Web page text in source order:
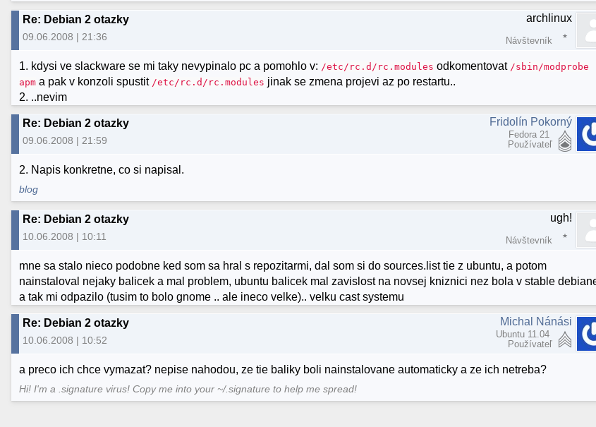
Re: Debian 2 otazky
09.06.2008 | 21:36
archlinux
Návštevník
1. kdysi ve slackware se mi taky nevypinalo pc a pomohlo v: /etc/rc.d/rc.modules odkomentovat /sbin/modprobe
apm a pak v konzoli spustit /etc/rc.d/rc.modules jinak se zmena projevi az po restartu..
2. ..nevim
Re: Debian 2 otazky
09.06.2008 | 21:59
Fridolín Pokorný
Fedora 21
Používateľ
2. Napis konkretne, co si napisal.
blog
Re: Debian 2 otazky
10.06.2008 | 10:11
ugh!
Návštevník
mne sa stalo nieco podobne ked som sa hral s repozitarmi, dal som si do sources.list tie z ubuntu, a potom
nainstaloval nejaky balicek a mal problem, ubuntu balicek mal zavislost na novsej kniznici nez bola v stable
a tak mi odpazilo (tusim to bolo gnome .. ale ineco velke).. velku cast systemu
Re: Debian 2 otazky
10.06.2008 | 10:52
Michal Nánási
Ubuntu 11.04
Používateľ
a preco ich chce vymazat? nepise nahodou, ze tie baliky boli nainstalovane automaticky a ze ich netreba?
Hi! I'm a .signature virus! Copy me into your ~/.signature to help me spread!